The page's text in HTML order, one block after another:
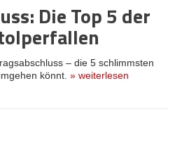
Die Top 5 der
– die 5 schlimmsten
könnt. » weiterlesen